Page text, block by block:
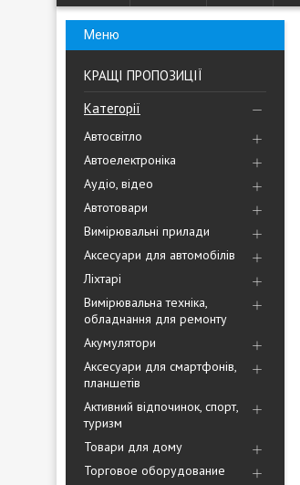
КРАЩІ ПРОПОЗИЦІЇ
Категорії
Автосвітло
Автоелектроніка
Аудіо, відео
Автотовари
Вимірювальні прилади
Аксесуари для автомобілів
Ліхтарі
Вимірювальна техніка,
обладнання для ремонту
Акумулятори
Аксесуари для смартфонів,
планшетів
Активний відпочинок, спорт,
туризм
Товари для дому
Торговое оборудование